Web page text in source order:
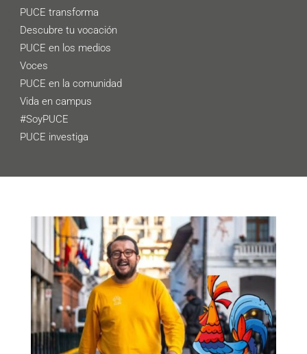
PUCE transforma
Descubre tu vocación
PUCE en los medios
Voces
PUCE en la comunidad
Vida en campus
#SoyPUCE
PUCE investiga